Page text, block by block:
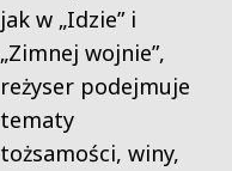
jak w „Idzie” i
„Zimnej wojnie”,
reżyser podejmuje
tematy
tożsamości, winy,